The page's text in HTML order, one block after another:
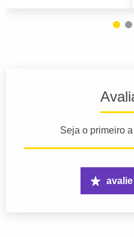
Seja o primeiro